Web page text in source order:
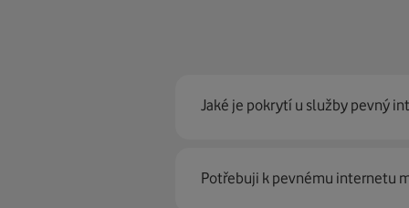
Jaké je pokrytí u služby pevný
Pevný internet můžeme
Potřebuji k pevnému internetu